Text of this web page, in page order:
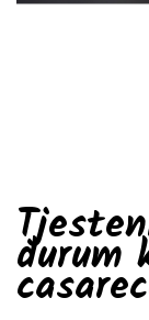
durum